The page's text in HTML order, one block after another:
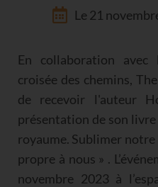
Le 21
En collaboration avec
croisée des chemins,
de recevoir l'auteur
présentation de son
royaume. Sublimer
propre à nous » .
novembre 2023 à